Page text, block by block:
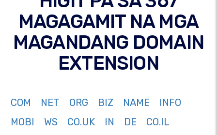
MAGAGAMIT NA MGA
MAGANDANG DOMAIN
EXTENSION
COM NET ORG BIZ NAME
INFO
MOBI
WS CO.UK IN DE
CO.IL